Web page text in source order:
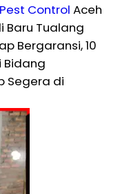
Control Aceh
Baru Tualang
Bergaransi, 10
Bidang
Segera di